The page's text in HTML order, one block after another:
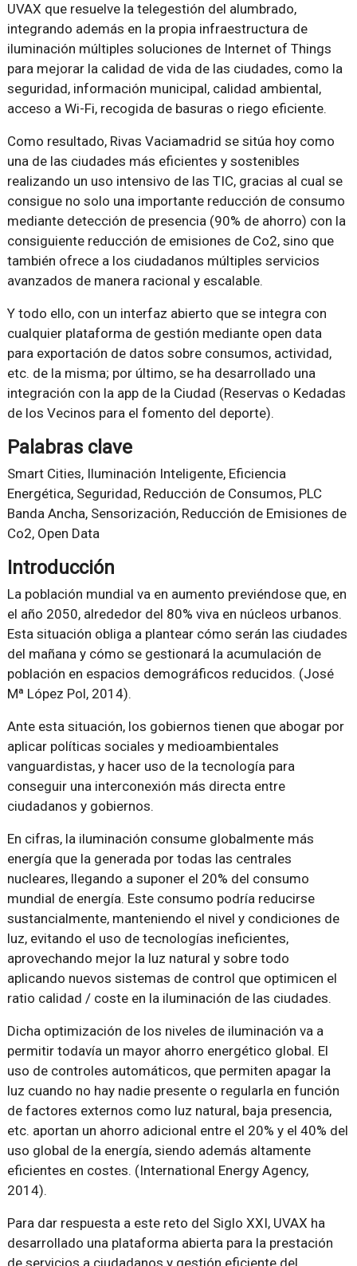
UVAX que resuelve la telegestión del alumbrado,
integrando además en la propia infraestructura de
iluminación múltiples soluciones de Internet of Things
para mejorar la calidad de vida de las ciudades, como la
seguridad, información municipal, calidad ambiental,
acceso a Wi-Fi, recogida de basuras o riego eficiente.
Como resultado, Rivas Vaciamadrid se sitúa hoy como
una de las ciudades más eficientes y sostenibles
realizando un uso intensivo de las TIC, gracias al cual se
consigue no solo una importante reducción de consumo
mediante detección de presencia (90% de ahorro) con la
consiguiente reducción de emisiones de Co2, sino que
también ofrece a los ciudadanos múltiples servicios
avanzados de manera racional y escalable.
Y todo ello, con un interfaz abierto que se integra con
cualquier plataforma de gestión mediante open data
para exportación de datos sobre consumos, actividad,
etc. de la misma; por último, se ha desarrollado una
integración con la app de la Ciudad (Reservas o Kedadas
de los Vecinos para el fomento del deporte).
Palabras clave
Smart Cities, Iluminación Inteligente, Eficiencia
Energética, Seguridad, Reducción de Consumos, PLC
Banda Ancha, Sensorización, Reducción de Emisiones de
Co2, Open Data
Introducción
La población mundial va en aumento previéndose que, en
el año 2050, alrededor del 80% viva en núcleos urbanos.
Esta situación obliga a plantear cómo serán las ciudades
del mañana y cómo se gestionará la acumulación de
población en espacios demográficos reducidos. (José
Mª López Pol, 2014).
Ante esta situación, los gobiernos tienen que abogar por
aplicar políticas sociales y medioambientales
vanguardistas, y hacer uso de la tecnología para
conseguir una interconexión más directa entre
ciudadanos y gobiernos.
En cifras, la iluminación consume globalmente más
energía que la generada por todas las centrales
nucleares, llegando a suponer el 20% del consumo
mundial de energía. Este consumo podría reducirse
sustancialmente, manteniendo el nivel y condiciones de
luz, evitando el uso de tecnologías ineficientes,
aprovechando mejor la luz natural y sobre todo
aplicando nuevos sistemas de control que optimicen el
ratio calidad / coste en la iluminación de las ciudades.
Dicha optimización de los niveles de iluminación va a
permitir todavía un mayor ahorro energético global. El
uso de controles automáticos, que permiten apagar la
luz cuando no hay nadie presente o regularla en función
de factores externos como luz natural, baja presencia,
etc. aportan un ahorro adicional entre el 20% y el 40% del
uso global de la energía, siendo además altamente
eficientes en costes. (International Energy Agency,
2014).
Para dar respuesta a este reto del Siglo XXI, UVAX ha
desarrollado una plataforma abierta para la prestación
de servicios a ciudadanos y gestión eficiente del